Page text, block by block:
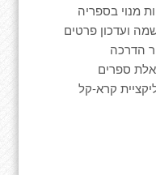
מנוי בספריה
ועדכון פרטים
הדרכה
ספרים
קרא-קל